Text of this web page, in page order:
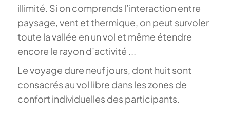
illimité. Si on comprends l’interaction entre
paysage, vent et thermique, on peut survoler
toute la vallée en un vol et même étendre
encore le rayon d’activité ...
Le voyage dure neuf jours, dont huit sont
consacrés au vol libre dans les zones de
confort individuelles des participants.